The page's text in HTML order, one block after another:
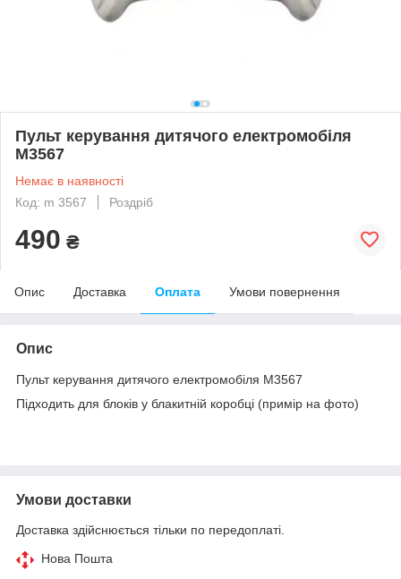
Пульт керування дитячого електромобіля
M3567
Немає в наявності
Код: m 3567
Роздріб
490 ₴
Опис Доставка Оплата Умови повернення
Опис
Пульт керування дитячого електромобіля M3567
Підходить для блоків у блакитній коробці (примір на фото)
Умови доставки
Доставка здійснюється тільки по передоплаті.
Нова Пошта